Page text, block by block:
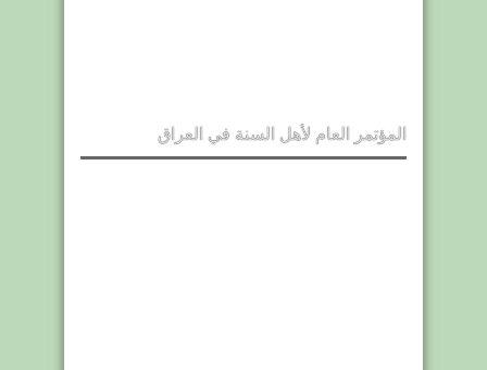
المؤتمر العام لأهل السنة في العراق